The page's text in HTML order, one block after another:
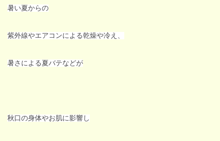
暑い夏からの
紫外線やエアコンによる乾燥や冷え、
暑さによる夏バテなどが
秋口の身体やお肌に影響し